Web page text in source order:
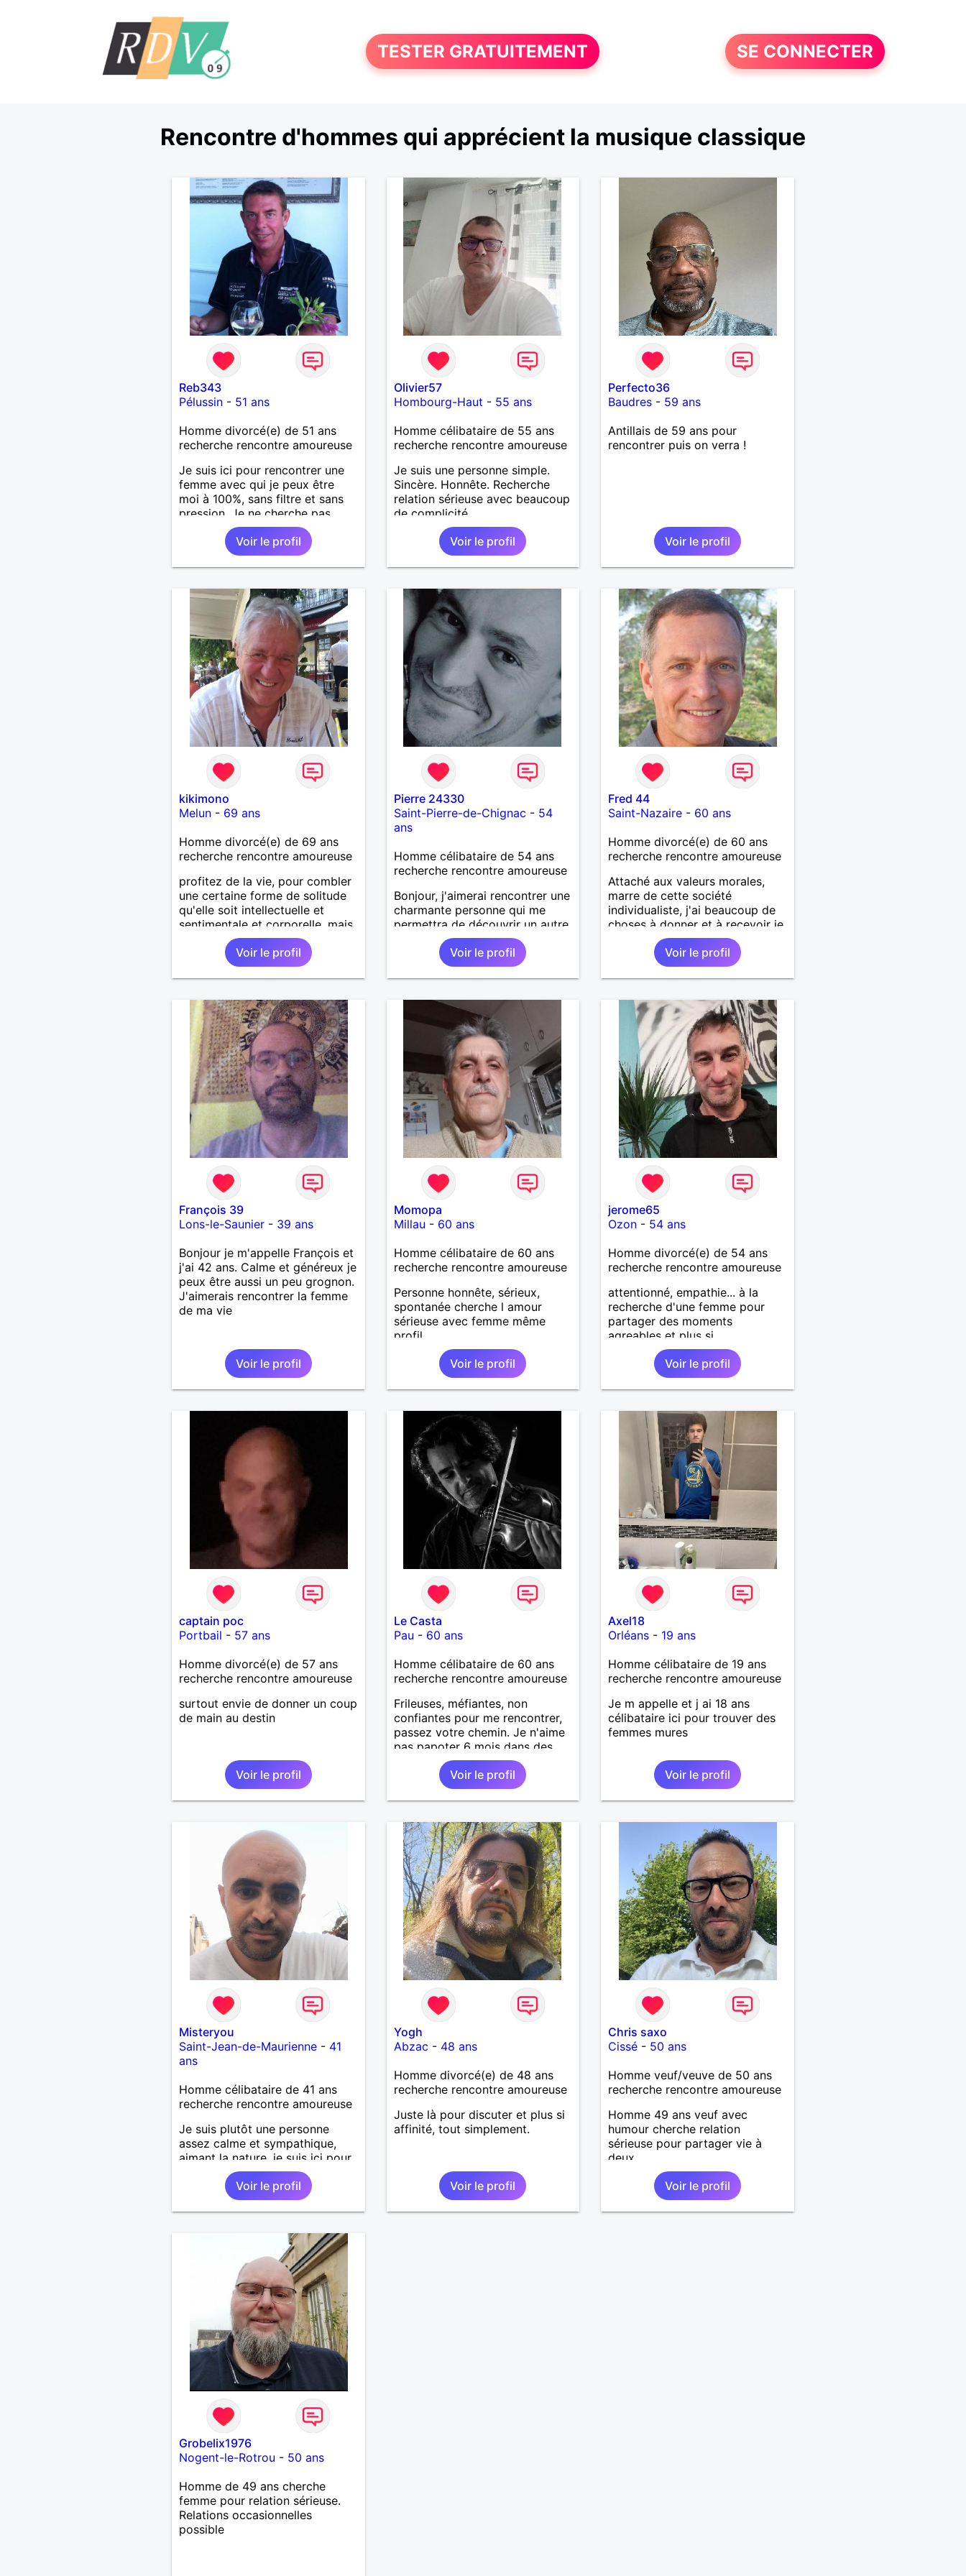
TESTER GRATUITEMENT SE CONNECTER
Rencontre d'hommes qui apprécient la musique classique
Reb343
Pélussin- 51 ans
Homme divorcé(e) de 51 ans
recherche rencontre amoureuse
Je suis ici pour rencontrer une
femme avec qui je peux être
moi à 100%, sans filtre et sans
pression. Je ne cherche pas
quelqu’un de parfait. Je cherche
quelqu’un de vrai. Il me semble
que c’est plus rare. J’ai une
bonne vie, des gens qui
partager avec quelqu’un qui a
les mêmes envies.
Voir le profil
Olivier57
Hombourg-Haut - 55 ans
Homme célibataire de 55 ans
recherche rencontre amoureuse
Je suis une personne simple.
Sincère. Honnête. Recherche
relation sérieuse avec beaucoup
de complicité.
Voir le profil
Perfecto36
Baudres - 59 ans
Antillais de 59 ans pour
rencontrer puis on verra !
Voir le profil
kikimono
Melun- 69 ans
Homme divorcé(e) de 69 ans
recherche rencontre amoureuse
profitez de la vie, pour combler
une certaine forme de solitude
qu'elle soit intellectuelle et
sentimentale et corporelle, mais
dans un premier temps chacun
chez soi. En clair je ne m'ennuie
jamais et j'ai des amis et une
famille. je cherche une complice
moments, des ballades, des
restos, des fous rires et
pourquoi pas plus !
Voir le profil
Pierre 24330
Saint-Pierre-de-Chignac - 54
ans
Homme célibataire de 54 ans
recherche rencontre amoureuse
Bonjour, j'aimerai rencontrer une
charmante personne qui me
permettra de découvrir un autre
monde et de partager le mien...
Voir le profil
Fred 44
Saint-Nazaire - 60 ans
Homme divorcé(e) de 60 ans
recherche rencontre amoureuse
Attaché aux valeurs morales,
marre de cette société
individualiste, j'ai beaucoup de
choses à donner et à recevoir je
l'espère, on me dit agréable, pas
compliqué, sincère et
attachant.J'aime bien aller au
resto au cinéma faire des
Voir le profil
François 39
Lons-le-Saunier- 39 ans
Bonjour je m'appelle François et
j'ai 42 ans. Calme et généreux je
peux être aussi un peu grognon.
J'aimerais rencontrer la femme
de ma vie
Voir le profil
Momopa
Millau - 60 ans
Homme célibataire de 60 ans
recherche rencontre amoureuse
Personne honnête, sérieux,
spontanée cherche l amour
sérieuse avec femme même
profil
Voir le profil
jerome65
Ozon - 54 ans
Homme divorcé(e) de 54 ans
recherche rencontre amoureuse
attentionné, empathie... à la
recherche d'une femme pour
partager des moments
agreables et plus si
affinités...........
Voir le profil
captain poc
Portbail - 57 ans
Homme divorcé(e) de 57 ans
recherche rencontre amoureuse
surtout envie de donner un coup
de main au destin
Voir le profil
Le Casta
Pau - 60 ans
Homme célibataire de 60 ans
recherche rencontre amoureuse
Frileuses, méfiantes, non
confiantes pour me rencontrer,
passez votre chemin. Je n'aime
pas papoter 6 mois dans des
boîtes de discussion. Ca me
saoûle. Je constate comme
précédemment que personne ne
répond ici. Tu parles d'un site
Voir le profil
Axel18
Orléans - 19 ans
Homme célibataire de 19 ans
recherche rencontre amoureuse
Je m appelle et j ai 18 ans
célibataire ici pour trouver des
femmes mures
Voir le profil
Misteryou
Saint-Jean-de-Maurienne- 41
ans
Homme célibataire de 41 ans
recherche rencontre amoureuse
Je suis plutôt une personne
assez calme et sympathique,
aimant la nature, je suis ici pour
trouver le grand amour enfin je
Voir le profil
Yogh
Abzac - 48 ans
Homme divorcé(e) de 48 ans
recherche rencontre amoureuse
Juste là pour discuter et plus si
affinité, tout simplement.
Voir le profil
Chris saxo
Cissé - 50 ans
Homme veuf/veuve de 50 ans
recherche rencontre amoureuse
Homme 49 ans veuf avec
humour cherche relation
sérieuse pour partager vie à
deux
Voir le profil
Grobelix1976
Nogent-le-Rotrou - 50 ans
Homme de 49 ans cherche
femme pour relation sérieuse.
Relations occasionnelles
possible